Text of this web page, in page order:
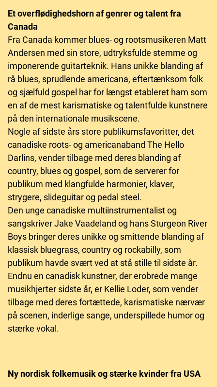
Et overflødighedshorn af genrer og talent fra
Canada
Fra Canada kommer blues- og rootsmusikeren Matt
Andersen med sin store, udtryksfulde stemme og
imponerende guitarteknik. Hans unikke blanding af
rå blues, sprudlende americana, eftertænksom folk
og sjælfuld gospel har for længst etableret ham som
en af de mest karismatiske og talentfulde kunstnere
på den internationale musikscene.
Nogle af sidste års store publikumsfavoritter, det
canadiske roots- og americanaband The Hello
Darlins, vender tilbage med deres blanding af
country, blues og gospel, som de serverer for
publikum med klangfulde harmonier, klaver,
strygere, slideguitar og pedal steel.
Den unge canadiske multiinstrumentalist og
sangskriver Jake Vaadeland og hans Sturgeon River
Boys bringer deres unikke og smittende blanding af
klassisk bluegrass, country og rockabilly, som
publikum havde svært ved at stå stille til sidste år.
Endnu en canadisk kunstner, der erobrede mange
musikhjerter sidste år, er Kellie Loder, som vender
tilbage med deres fortættede, karismatiske nærvær
på scenen, inderlige sange, underspillede humor og
stærke vokal.
Ny nordisk folkemusik og stærke kvinder fra USA